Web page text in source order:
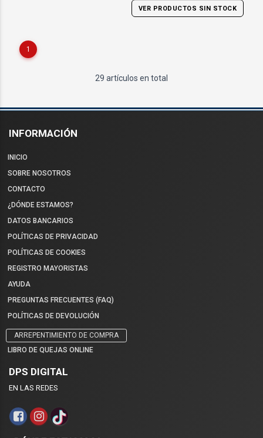
VER PRODUCTOS SIN STOCK
1
29 artículos en total
INFORMACIÓN
INICIO
SOBRE NOSOTROS
CONTACTO
¿DÓNDE ESTAMOS?
DATOS BANCARIOS
POLÍTICAS DE PRIVACIDAD
POLÍTICAS DE COOKIES
REGISTRO MAYORISTAS
AYUDA
PREGUNTAS FRECUENTES (FAQ)
POLÍTICAS DE DEVOLUCIÓN
ARREPENTIMIENTO DE COMPRA
LIBRO DE QUEJAS ONLINE
DPS DIGITAL
EN LAS REDES